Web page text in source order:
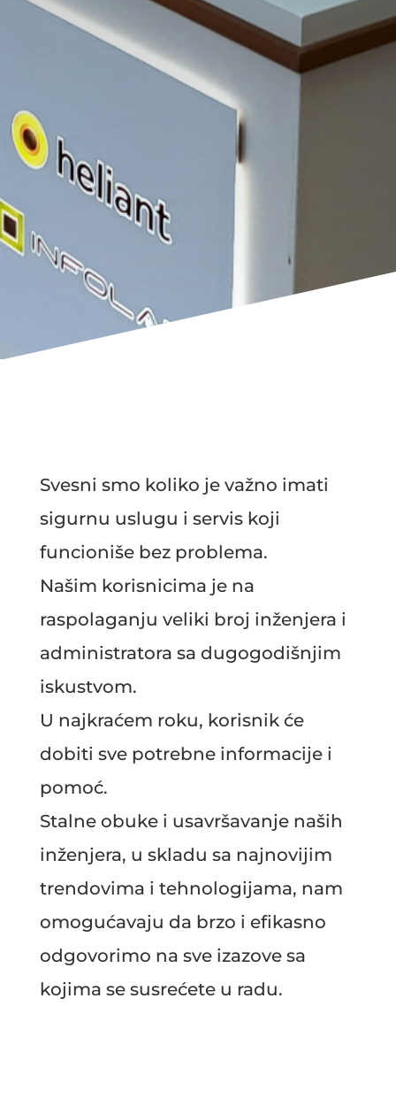
Svesni smo koliko je važno imati
sigurnu uslugu i servis koji
funcioniše bez problema.
Našim korisnicima je na
raspolaganju veliki broj inženjera i
administratora sa dugogodišnjim
iskustvom.
U najkraćem roku, korisnik će
dobiti sve potrebne informacije i
pomoć.
Stalne obuke i usavršavanje naših
inženjera, u skladu sa najnovijim
trendovima i tehnologijama, nam
omogućavaju da brzo i efikasno
odgovorimo na sve izazove sa
kojima se susrećete u radu.